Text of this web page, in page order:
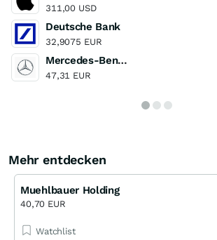
311,00 USD
Deutsche Bank
32,9075 EUR
Mercedes-Benz Group
47,31 EUR
Mehr entdecken
Muehlbauer Holding
40,70 EUR
Watchlist